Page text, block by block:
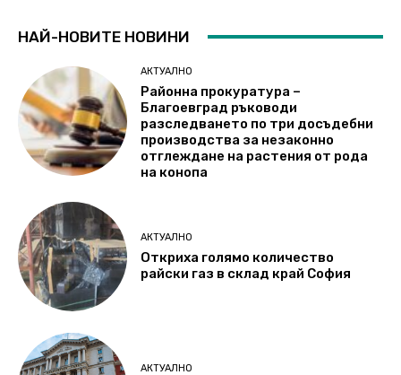
НАЙ-НОВИТЕ НОВИНИ
АКТУАЛНО
Районна прокуратура –
Благоевград ръководи
разследването по три досъдебни
производства за незаконно
отглеждане на растения от рода
на конопа
АКТУАЛНО
Откриха голямо количество
райски газ в склад край София
АКТУАЛНО